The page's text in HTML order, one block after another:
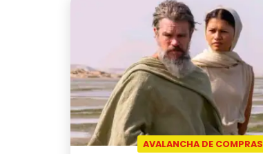
AVALANCHA DE COMPRAS